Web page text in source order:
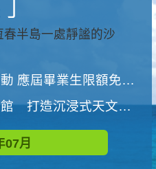
屆畢業生限額免費參加
造沉浸式天文探索營隊
07月